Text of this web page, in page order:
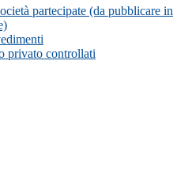
partecipate (da pubblicare in
privato controllati